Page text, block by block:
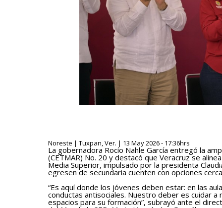
Noreste | Tuxpan, Ver. | 13 May 2026 - 17:36hrs
La gobernadora Rocío Nahle García entregó la
(CETMAR) No. 20 y destacó que Veracruz se
Media Superior, impulsado por la presidenta
egresen de secundaria cuenten con opciones
“Es aquí donde los jóvenes deben estar: en las
conductas antisociales. Nuestro deber es cuidar
espacios para su formación”, subrayó ante el